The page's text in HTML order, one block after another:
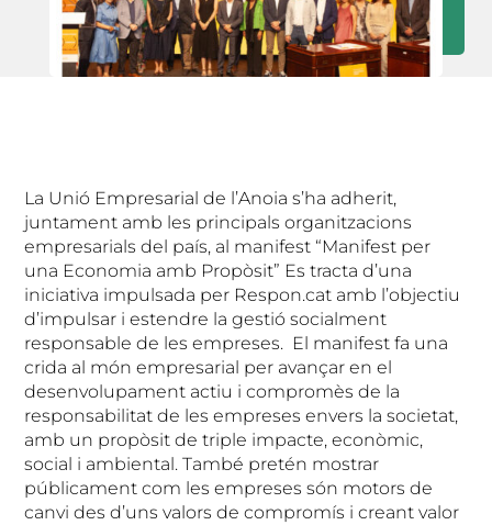
La Unió Empresarial de l’Anoia s’ha adherit,
juntament amb les principals organitzacions
empresarials del país, al manifest “Manifest per
una Economia amb Propòsit” Es tracta d’una
iniciativa impulsada per Respon.cat amb l’objectiu
d’impulsar i estendre la gestió socialment
responsable de les empreses. El manifest fa una
crida al món empresarial per avançar en el
desenvolupament actiu i compromès de la
responsabilitat de les empreses envers la societat,
amb un propòsit de triple impacte, econòmic,
social i ambiental. També pretén mostrar
públicament com les empreses són motors de
canvi des d’uns valors de compromís i creant valor